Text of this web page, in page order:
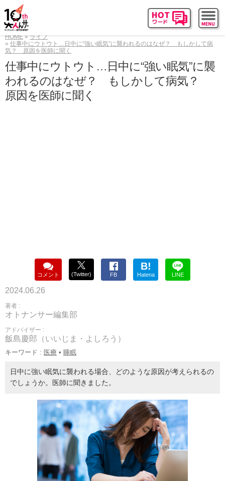
HOME
ライフ
仕事中にウトウト…日中に“強い眠気”に襲われるのはなぜ？ もしかして病
気？ 原因を医師に聞く
仕事中にウトウト…日中に“強い眠気”に襲
われるのはなぜ？ もしかして病気？
原因を医師に聞く
コメント (Twitter) FB
B!
Hatena LINE
2024.06.26
著者 :
オトナンサー編集部
アドバイザー :
飯島慶郎（いいじま・よしろう）
キーワード : 医療 • 睡眠
日中に強い眠気に襲われる場合、どのような原因が考えられるの
でしょうか。医師に聞きました。